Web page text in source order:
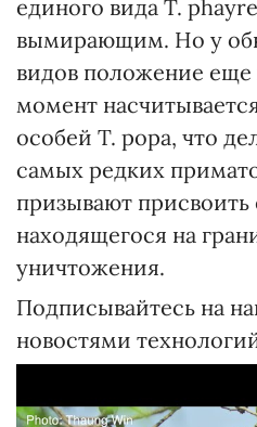
единого вида T.
вымирающим. Но у
видов положение
момент
особей T. popa, что
самых редких
призывают присвоить
находящегося на
уничтожения.
Подписывайтесь на
новостями